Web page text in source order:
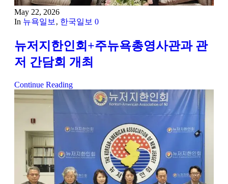
May 22, 2026
In 뉴욕일보 ‚ 한국일보 0
뉴저지한인회+주뉴욕총영사관과 관
저 간담회 개최
Continue Reading